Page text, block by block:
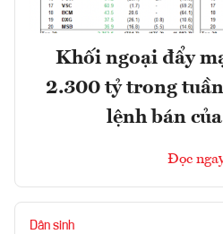
Khối ngoại đẩy
2.300 tỷ trong
lệnh bán
Đọc
Dân sinh